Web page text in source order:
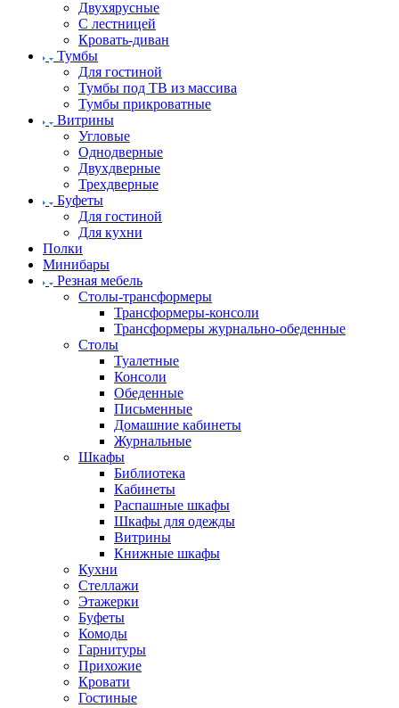
Двухярусные
С лестницей
Кровать-диван
Тумбы
Для гостиной
Тумбы под ТВ из массива
Тумбы прикроватные
Витрины
Угловые
Однодверные
Двухдверные
Трехдверные
Буфеты
Для гостиной
Для кухни
Полки
Минибары
Резная мебель
Столы-трансформеры
Трансформеры-консоли
Трансформеры журнально-обеденные
Столы
Туалетные
Консоли
Обеденные
Письменные
Домашние кабинеты
Журнальные
Шкафы
Библиотека
Кабинеты
Распашные шкафы
Шкафы для одежды
Витрины
Книжные шкафы
Кухни
Стеллажи
Этажерки
Буфеты
Комоды
Гарнитуры
Прихожие
Кровати
Гостиные